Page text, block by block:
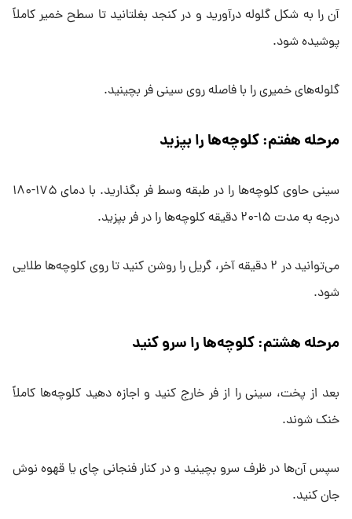
آن را به شکل گلوله درآورید و در کنجد بغلتانید تا سطح خمیر کاملاً
پوشیده شود.
گلوله‌های خمیری را با فاصله روی سینی فر بچینید.
مرحله هفتم: کلوچه‌ها را بپزید
سینی حاوی کلوچه‌ها را در طبقه وسط فر بگذارید. با دمای ۱۷۵-۱۸۰
درجه به مدت ۱۵-۲۰ دقیقه کلوچه‌ها را در فر بپزید.
می‌توانید در ۲ دقیقه آخر، گریل را روشن کنید تا روی کلوچه‌ها طلایی
شود.
مرحله هشتم: کلوچه‌ها را سرو کنید
بعد از پخت، سینی را از فر خارج کنید و اجازه دهید کلوچه‌ها کاملاً
خنک شوند.
سپس آن‌ها در ظرف سرو بچینید و در کنار فنجانی چای یا قهوه نوش
جان کنید.